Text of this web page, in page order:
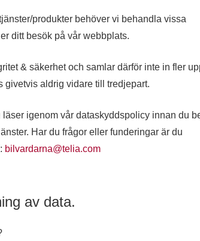
produkter behöver vi behandla vissa
ditt besök på vår webbplats.
& säkerhet och samlar därför inte in fler
givetvis aldrig vidare till tredjepart.
läser igenom vår dataskyddspolicy innan du
Har du frågor eller funderingar är du
bilvardarna@telia.com
av data.